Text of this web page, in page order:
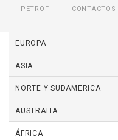
PETROF CONTACTOS
EUROPA
ASIA
NORTE Y SUDAMERICA
AUSTRALIA
ÁFRICA